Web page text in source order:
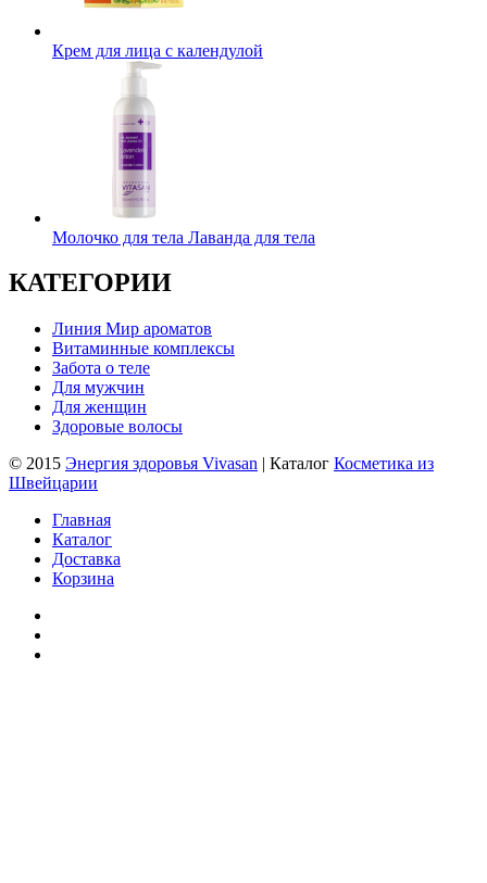
Крем для лица с календулой
Молочко для тела Лаванда для тела
КАТЕГОРИИ
Линия Мир ароматов
Витаминные комплексы
Забота о теле
Для мужчин
Для женщин
Здоровые волосы
© 2015 Энергия здоровья Vivasan | Каталог Косметика из
Швейцарии
Главная
Каталог
Доставка
Корзина